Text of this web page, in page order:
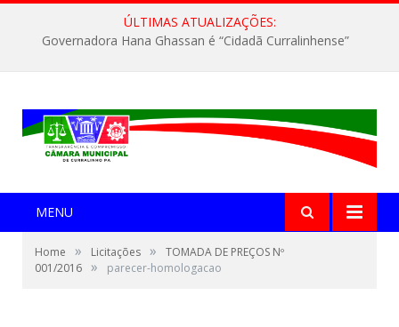
ÚLTIMAS ATUALIZAÇÕES:
Governadora Hana Ghassan é “Cidadã Curralinhense”
MENU
Home » Licitações »
TOMADA DE PREÇOS Nº
001/2016 » parecer-homologacao